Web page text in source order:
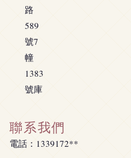
路
589
號7
幢
1383
號庫
聯系我們
電話：1339172**